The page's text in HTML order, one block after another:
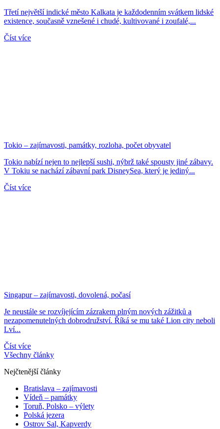
Třetí největší indické město Kalkata je každodenním svátkem lidské
existence, současně vznešené i chudé, kultivované i zoufalé,...
Číst více
Tokio – zajímavosti, památky, rozloha, počet obyvatel
Tokio nabízí nejen to nejlepší sushi, nýbrž také spousty jiné zábavy.
V Tokiu se nachází zábavní park DisneySea, který je jediný...
Číst více
Singapur – zajímavosti, dovolená, počasí
Je neustále se rozvíjejícím zázrakem plným nových zážitků a
nezapomenutelných dobrodružství. Říká se mu také Lion city neboli
Lví...
Číst více
Všechny články
Nejčtenější články
Bratislava – zajímavosti
Vídeň – památky
Toruň, Polsko – výlety
Polská jezera
Ostrov Sal, Kapverdy